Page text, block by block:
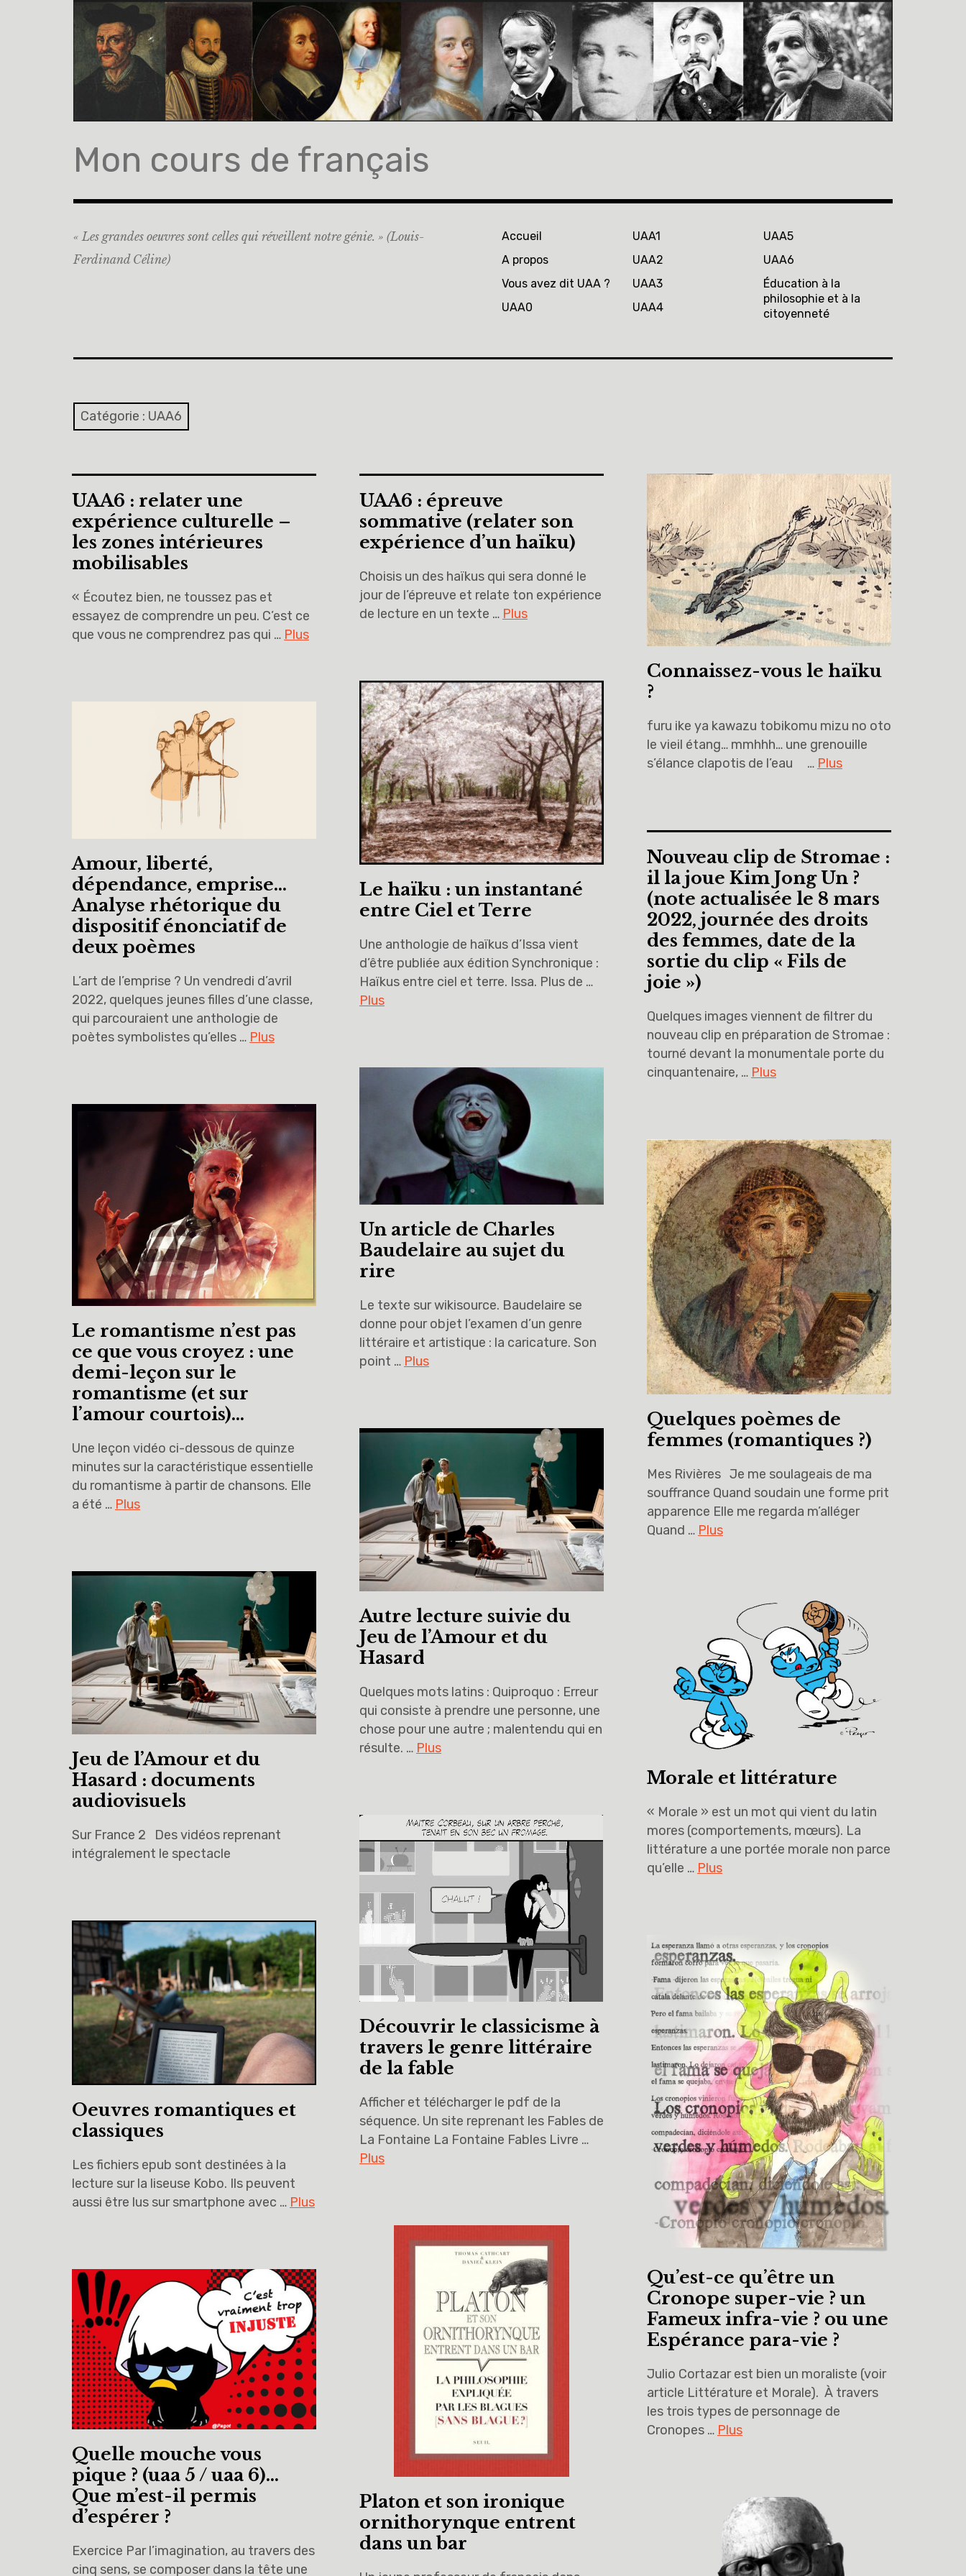
Mon cours de français
« Les grandes oeuvres sont celles qui réveillent notre génie. » (Louis-
Ferdinand Céline)
Accueil
A propos
Vous avez dit UAA ?
UAA0
UAA1
UAA2
UAA3
UAA4
UAA5
UAA6
Éducation à la
philosophie et à la
citoyenneté
Catégorie : UAA6
UAA6 : relater une
expérience culturelle –
les zones intérieures
mobilisables
« Écoutez bien, ne toussez pas et
essayez de comprendre un peu. C’est ce
que vous ne comprendrez pas qui … Plus
UAA6 : épreuve
sommative (relater son
expérience d’un haïku)
Choisis un des haïkus qui sera donné le
jour de l’épreuve et relate ton expérience
de lecture en un texte … Plus
Connaissez-vous le haïku
?
furu ike ya kawazu tobikomu mizu no oto
le vieil étang… mmhhh… une grenouille
s’élance clapotis de l’eau … Plus
Le haïku : un instantané
entre Ciel et Terre
Une anthologie de haïkus d’Issa vient
d’être publiée aux édition Synchronique :
Haïkus entre ciel et terre. Issa. Plus de …
Plus
Amour, liberté,
dépendance, emprise…
Analyse rhétorique du
dispositif énonciatif de
deux poèmes
L’art de l’emprise ? Un vendredi d’avril
2022, quelques jeunes filles d’une classe,
qui parcouraient une anthologie de
poètes symbolistes qu’elles … Plus
Nouveau clip de Stromae :
il la joue Kim Jong Un ?
(note actualisée le 8 mars
2022, journée des droits
des femmes, date de la
sortie du clip « Fils de
joie »)
Quelques images viennent de filtrer du
nouveau clip en préparation de Stromae :
tourné devant la monumentale porte du
cinquantenaire, … Plus
Un article de Charles
Baudelaire au sujet du
rire
Le texte sur wikisource. Baudelaire se
donne pour objet l’examen d’un genre
littéraire et artistique : la caricature. Son
point … Plus
Le romantisme n’est pas
ce que vous croyez : une
demi-leçon sur le
romantisme (et sur
l’amour courtois)…
Une leçon vidéo ci-dessous de quinze
minutes sur la caractéristique essentielle
du romantisme à partir de chansons. Elle
a été … Plus
Quelques poèmes de
femmes (romantiques ?)
Mes Rivières Je me soulageais de ma
souffrance Quand soudain une forme prit
apparence Elle me regarda m’alléger
Quand … Plus
Autre lecture suivie du
Jeu de l’Amour et du
Hasard
Quelques mots latins : Quiproquo : Erreur
qui consiste à prendre une personne, une
chose pour une autre ; malentendu qui en
résulte. … Plus
Jeu de l’Amour et du
Hasard : documents
audiovisuels
Sur France 2 Des vidéos reprenant
intégralement le spectacle
Morale et littérature
« Morale » est un mot qui vient du latin
mores (comportements, mœurs). La
littérature a une portée morale non parce
qu’elle … Plus
Découvrir le classicisme à
travers le genre littéraire
de la fable
Afficher et télécharger le pdf de la
séquence. Un site reprenant les Fables de
La Fontaine La Fontaine Fables Livre …
Plus
Oeuvres romantiques et
classiques
Les fichiers epub sont destinées à la
lecture sur la liseuse Kobo. Ils peuvent
aussi être lus sur smartphone avec … Plus
Qu’est-ce qu’être un
Cronope super-vie ? un
Fameux infra-vie ? ou une
Espérance para-vie ?
Julio Cortazar est bien un moraliste (voir
article Littérature et Morale). À travers
les trois types de personnage de
Cronopes … Plus
Platon et son ironique
ornithorynque entrent
dans un bar
Quelle mouche vous
pique ? (uaa 5 / uaa 6)…
Que m’est-il permis
d’espérer ?
Exercice Par l’imagination, au travers des
cinq sens, se composer dans la tête une